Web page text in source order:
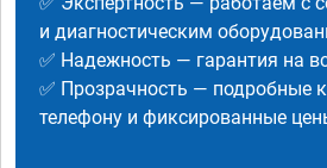
и диагностическим
✅ Надежность — гарантия на
✅ Прозрачность — подробные
телефону и фиксированные